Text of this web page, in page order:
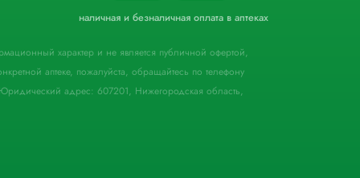
наличная и безналичная оплата в аптеках
характер и не является публичной офертой,
аптеке, пожалуйста, обращайтесь по телефону
адрес: 607201, Нижегородская область,